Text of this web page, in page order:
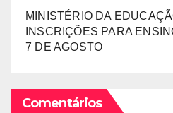
MINISTÉRIO DA
INSCRIÇÕES PARA
7 DE AGOSTO
Comentários